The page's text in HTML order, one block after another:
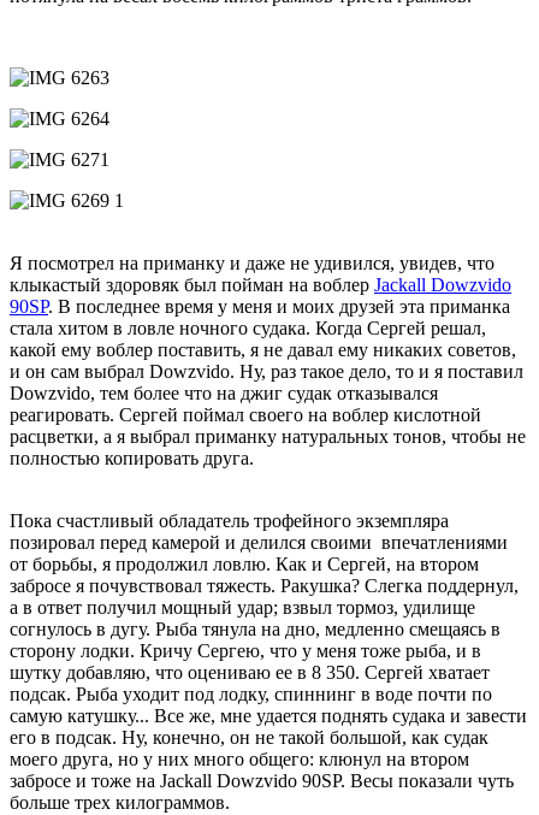
Я посмотрел на приманку и даже не удивился, увидев, что
клыкастый здоровяк был пойман на воблер Jackall Dowzvido
90SP. В последнее время у меня и моих друзей эта приманка
стала хитом в ловле ночного судака. Когда Сергей решал,
какой ему воблер поставить, я не давал ему никаких советов,
и он сам выбрал Dowzvido. Ну, раз такое дело, то и я поставил
Dowzvido, тем более что на джиг судак отказывался
реагировать. Сергей поймал своего на воблер кислотной
расцветки, а я выбрал приманку натуральных тонов, чтобы не
полностью копировать друга.
Пока счастливый обладатель трофейного экземпляра
позировал перед камерой и делился своими впечатлениями
от борьбы, я продолжил ловлю. Как и Сергей, на втором
забросе я почувствовал тяжесть. Ракушка? Слегка поддернул,
а в ответ получил мощный удар; взвыл тормоз, удилище
согнулось в дугу. Рыба тянула на дно, медленно смещаясь в
сторону лодки. Кричу Сергею, что у меня тоже рыба, и в
шутку добавляю, что оцениваю ее в 8 350. Сергей хватает
подсак. Рыба уходит под лодку, спиннинг в воде почти по
самую катушку... Все же, мне удается поднять судака и завести
его в подсак. Ну, конечно, он не такой большой, как судак
моего друга, но у них много общего: клюнул на втором
забросе и тоже на Jackall Dowzvido 90SP. Весы показали чуть
больше трех килограммов.